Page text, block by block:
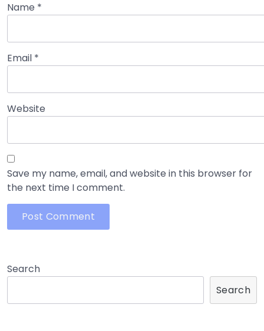
Name *
Email *
Website
Save my name, email, and website in this browser for
the next time I comment.
Search
Search